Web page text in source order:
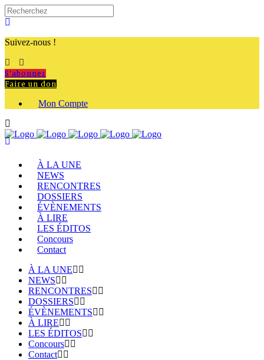
Suivez-nous !
S'abonner
Faire un don
Mon Compte
À LA UNE
NEWS
RENCONTRES
DOSSIERS
ÉVÈNEMENTS
À LIRE
LES ÉDITOS
Concours
Contact
À LA UNE
NEWS
RENCONTRES
DOSSIERS
ÉVÈNEMENTS
À LIRE
LES ÉDITOS
Concours
Contact